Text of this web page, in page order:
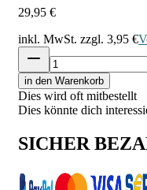
29,95 €
inkl. MwSt. zzgl. 3,95 €
in den Warenkorb
Dies wird oft mitbestellt
Dies könnte dich
SICHER